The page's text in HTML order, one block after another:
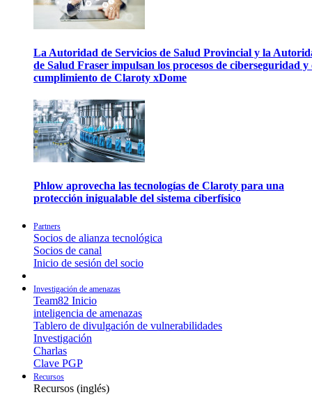
La Autoridad de Servicios de Salud Provincial y la
de Salud Fraser impulsan los procesos de ciberseguridad y
cumplimiento de Claroty xDome
Phlow aprovecha las tecnologías de Claroty para una
protección inigualable del sistema ciberfísico
Partners
Socios de alianza tecnológica
Socios de canal
Inicio de sesión del socio
Investigación de amenazas
Team82 Inicio
inteligencia de amenazas
Tablero de divulgación de vulnerabilidades
Investigación
Charlas
Clave PGP
Recursos
Recursos (inglés)